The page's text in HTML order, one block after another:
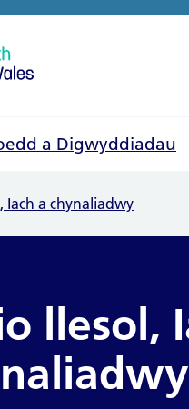
a Digwyddiadau
Iach a chynaliadwy
llesol,